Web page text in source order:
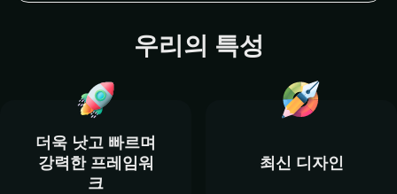
우리의 특성
더욱 낫고 빠르며
강력한 프레임워
크
최신 디자인